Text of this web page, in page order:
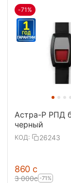
-71%
Астра-Р РПД
черный
КОД: 26243
‍860‍ с
3 000с -71%